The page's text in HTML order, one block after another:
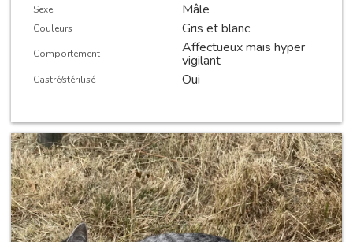
Sexe Mâle
Couleurs Gris et blanc
Comportement Affectueux mais hyper
vigilant
Castré/stérilisé Oui